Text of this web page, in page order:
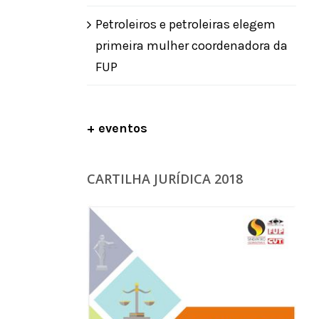
Petroleiros e petroleiras elegem
primeira mulher coordenadora da
FUP
+ eventos
CARTILHA JURÍDICA 2018